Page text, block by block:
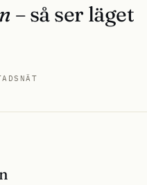
– så ser läget